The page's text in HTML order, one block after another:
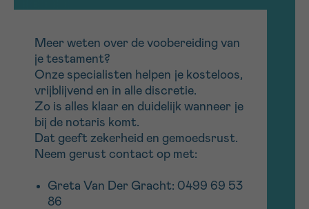
Meer weten over de voobereiding van
je testament?
Onze specialisten helpen je kosteloos,
vrijblijvend en in alle discretie.
Zo is alles klaar en duidelijk wanneer je
bij de notaris komt.
Dat geeft zekerheid en gemoedsrust.
Neem gerust contact op met:
Greta Van Der Gracht: 0499 69 53
86